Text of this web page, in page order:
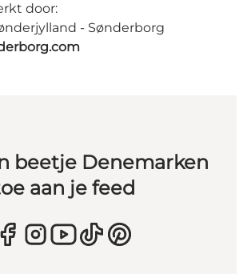
door:
- Sønderborg
beetje Denemarken
aan je feed